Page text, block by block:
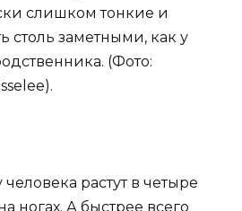
слишком тонкие и
столь заметными, как у
(Фото:
человека растут в четыре
ногах. А быстрее всего